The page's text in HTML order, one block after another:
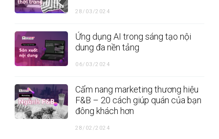
28/03/2024
Ứng dụng AI trong sáng tạo nội
dung đa nền tảng
06/03/2024
Cẩm nang marketing thương hiệu
F&B – 20 cách giúp quán của bạn
đông khách hơn
28/02/2024